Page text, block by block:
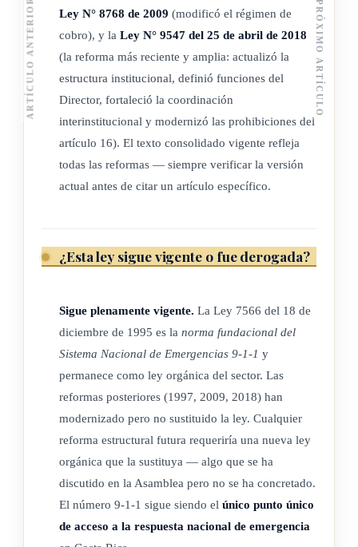
(Así adicionado el inciso anterior por el artículo 3° de la ley
N° 10158 del 8 de marzo del 2022 "Consolidación del
Centro Operativo de atención a la Violencia Intrafamiliar y
la Violencia contra las Mujeres (COAVIFMU) y declaratoria
de los servicios de atención de la violencia contra las
mujeres como servicio esencial")
El representante del Instituto Costarricense de Electricidad
presidirá la Comisión, que funcionará según lo establecido en
A juicio de la Comisión Coordinadora, podrán incorporarse y
prerrogativas que establezca el reglamento de esta ley,
instituciones y organismos que posean o administren
instalaciones o sistemas, cuyo funcionamiento integrado al
Sistema de Emergencias 9-1-1 se considere de utilidad para
solventar emergencias.
(Así reformado por el artículo único de la ley Nº 7663 de 21
de marzo de 1997)
Ley N° 8768 de 2009 (modificó el régimen de
cobro), y la Ley N° 9547 del 25 de abril de 2018
(la reforma más reciente y amplia: actualizó la
estructura institucional, definió funciones del
Director, fortaleció la coordinación
interinstitucional y modernizó las prohibiciones del
artículo 16). El texto consolidado vigente refleja
todas las reformas — siempre verificar la versión
actual antes de citar un artículo específico.
¿Esta ley sigue vigente o fue derogada?
Sigue plenamente vigente. La Ley 7566 del 18 de
diciembre de 1995 es la norma fundacional del
Sistema Nacional de Emergencias 9-1-1 y
permanece como ley orgánica del sector. Las
reformas posteriores (1997, 2009, 2018) han
modernizado pero no sustituido la ley. Cualquier
reforma estructural futura requeriría una nueva ley
orgánica que la sustituya — algo que se ha
discutido en la Asamblea pero no se ha concretado.
El número 9-1-1 sigue siendo el único punto único
de acceso a la respuesta nacional de emergencia
ARTÍCULO ANTERIOR PRÓXIMO ARTÍCULO